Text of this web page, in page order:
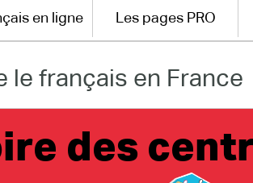
en ligne Les pages PRO
le français en France
des